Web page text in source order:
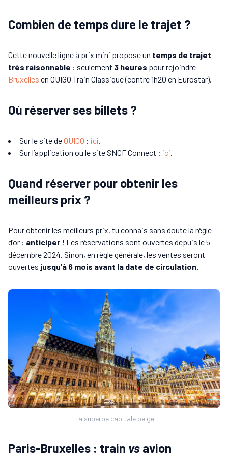
Combien de temps dure le trajet ?
Cette nouvelle ligne à prix mini propose un temps de trajet
très raisonnable : seulement 3 heures pour rejoindre
Bruxelles en OUIGO Train Classique (contre 1h20 en Eurostar).
Où réserver ses billets ?
Sur le site deOUIGO : ici.
Sur l’application ou le site SNCF Connect : ici.
Quand réserver pour obtenir les
meilleurs prix ?
Pour obtenir les meilleurs prix, tu connais sans doute la règle
d’or : anticiper ! Les réservations sont ouvertes depuis le 5
décembre 2024. Sinon, en règle générale, les ventes seront
ouvertes jusqu’à 6 mois avant la date de circulation.
La superbe capitale belge
Paris-Bruxelles : train vs avion